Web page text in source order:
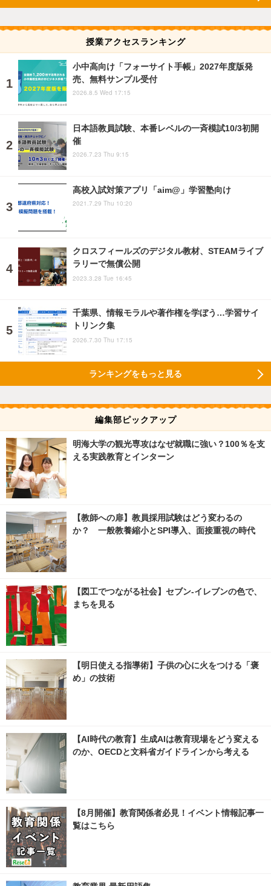
授業アクセスランキング
小中高向け「フォーサイト手帳」2027年度版発
売、無料サンプル受付
2026.8.5 Wed 17:15
日本語教員試験、本番レベルの一斉模試10/3初開
催
2026.7.23 Thu 9:15
高校入試対策アプリ「aim@」学習塾向け
2021.7.29 Thu 10:20
クロスフィールズのデジタル教材、STEAMライブ
ラリーで無償公開
2023.3.28 Tue 16:45
千葉県、情報モラルや著作権を学ぼう…学習サイ
トリンク集
2026.7.30 Thu 17:15
ランキングをもっと見る
編集部ピックアップ
明海大学の観光専攻はなぜ就職に強い？100％を支
える実践教育とインターン
【教師への扉】教員採用試験はどう変わるの
か？ 一般教養縮小とSPI導入、面接重視の時代
【図工でつながる社会】セブン‐イレブンの色で、
まちを見る
【明日使える指導術】子供の心に火をつける「褒
め」の技術
【AI時代の教育】生成AIは教育現場をどう変える
のか、OECDと文科省ガイドラインから考える
【8月開催】教育関係者必見！イベント情報記事一
覧はこちら